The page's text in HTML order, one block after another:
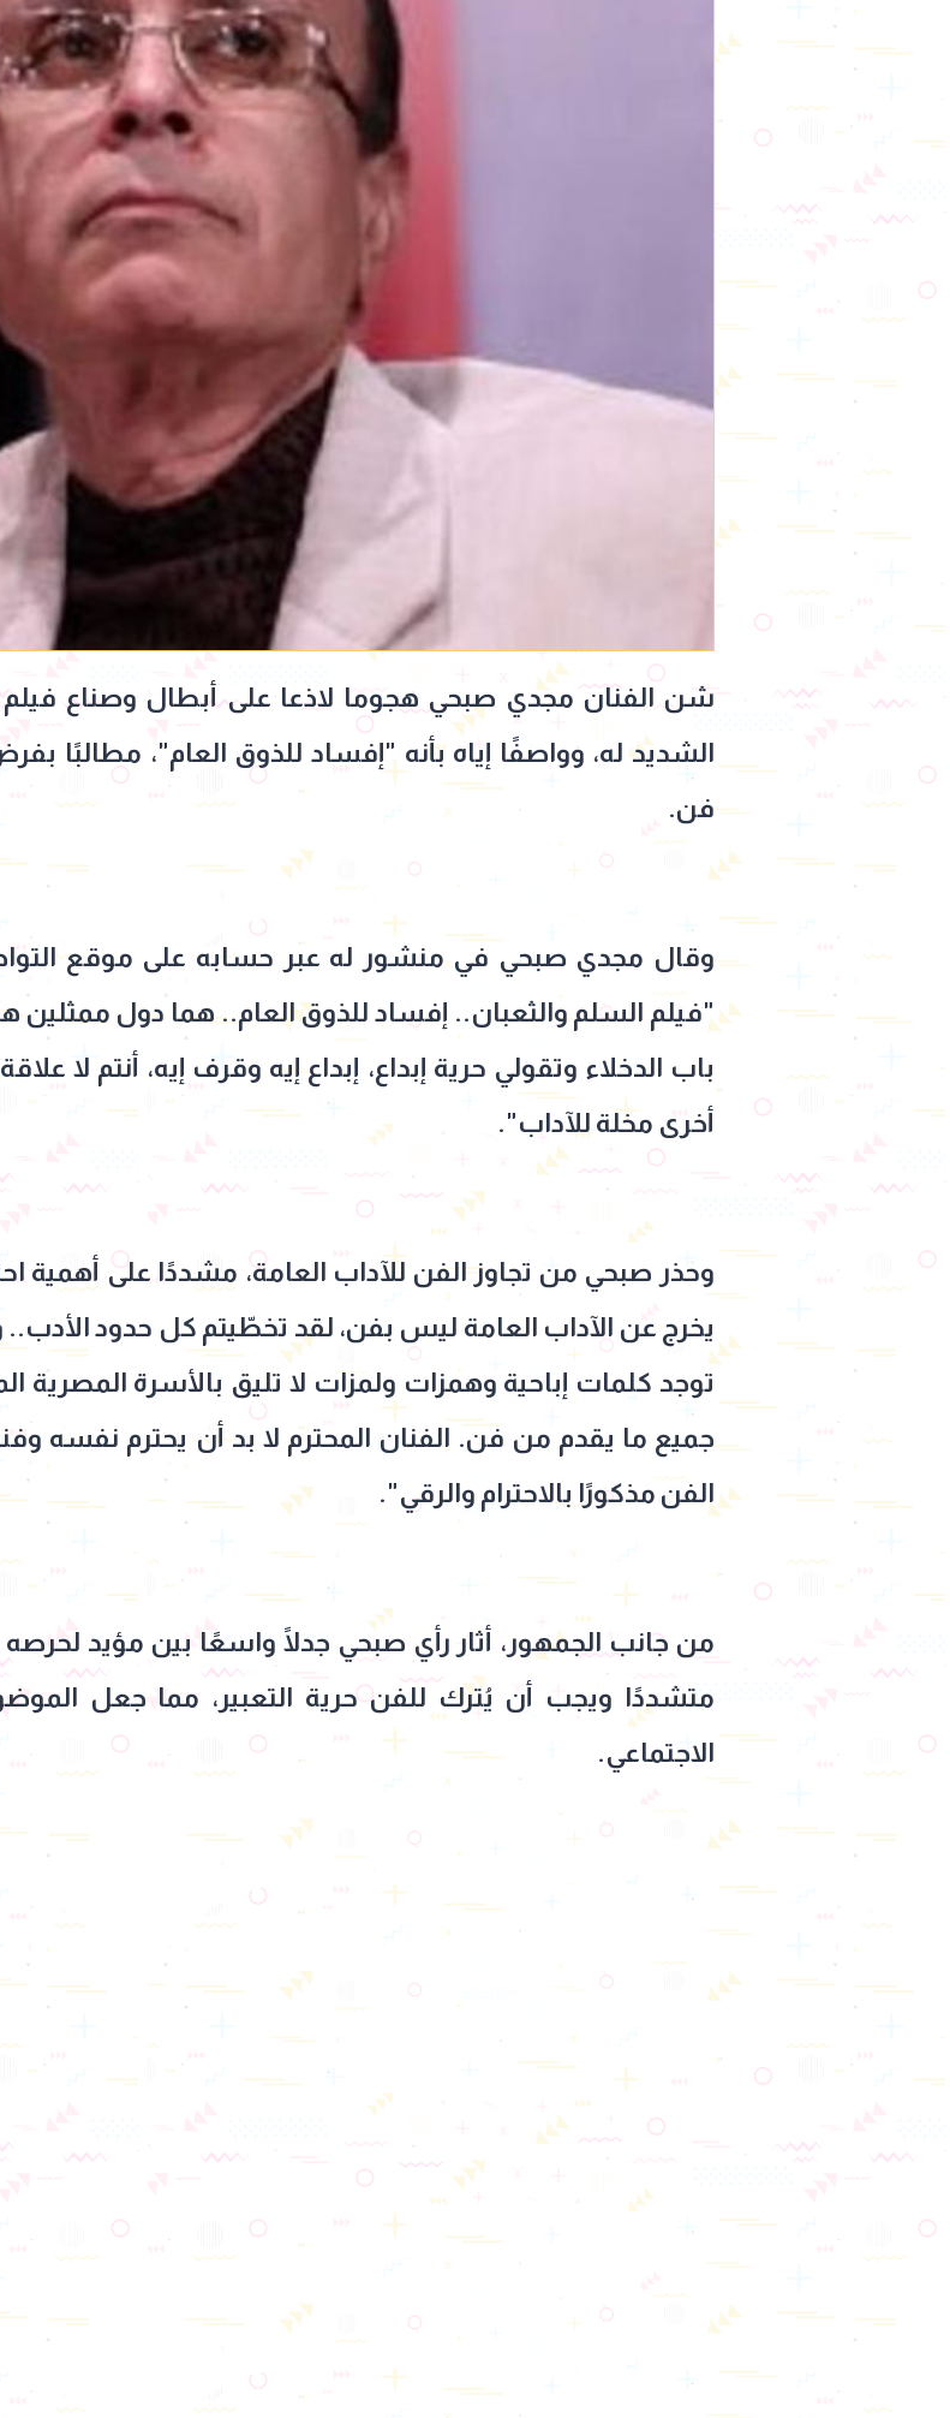
الشديد له، وواصفًا إياه بأنه "إفساد للذوق العام"، مطالبًا
فن.
وقال مجدي صبحي في منشور له عبر حسابه على موقع
"فيلم السلم والثعبان.. إفساد للذوق العام.. هما دول ممثلين
باب الدخلاء وتقولي حرية إبداع، إبداع إيه وقرف إيه، أنتم لا
أخرى مخلة للآداب".
وحذر صبحي من تجاوز الفن للآداب العامة، مشددًا على أهمية
يخرج عن الآداب العامة ليس بفن، لقد تخطّيتم كل حدود
توجد كلمات إباحية وهمزات ولمزات لا تليق بالأسرة المصرية
جميع ما يقدم من فن. الفنان المحترم لا بد أن يحترم نفسه
الفن مذكورًا بالاحترام والرقي".
من جانب الجمهور، أثار رأي صبحي جدلًا واسعًا بين مؤيد
متشددًا ويجب أن يُترك للفن حرية التعبير، مما جعل
الاجتماعي.